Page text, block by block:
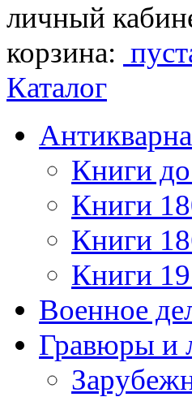
личный
корзина:
Каталог
Книги
Книги
Книги
Книги
Военное
Гравюры и